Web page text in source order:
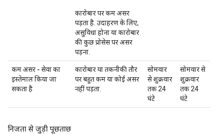
कारोबार पर कम असर
पड़ता है. उदाहरण के लिए,
असुविधा होना या कारोबार
की कुछ प्रोसेस पर असर
पड़ना.
कम असर - सेवा का
इस्तेमाल किया जा
सकता है
कारोबार या तकनीकी तौर
पर बहुत कम या कोई असर
नहीं पड़ता.
सोमवार
से शुक्रवार
तक 24
घंटे
सोमवार से
शुक्रवार
तक 24
घंटे
निजता से जुड़ी पूछताछ